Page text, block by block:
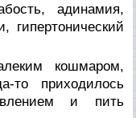
адинамия,
гипертонический
кошмаром,
то приходилось
и пить